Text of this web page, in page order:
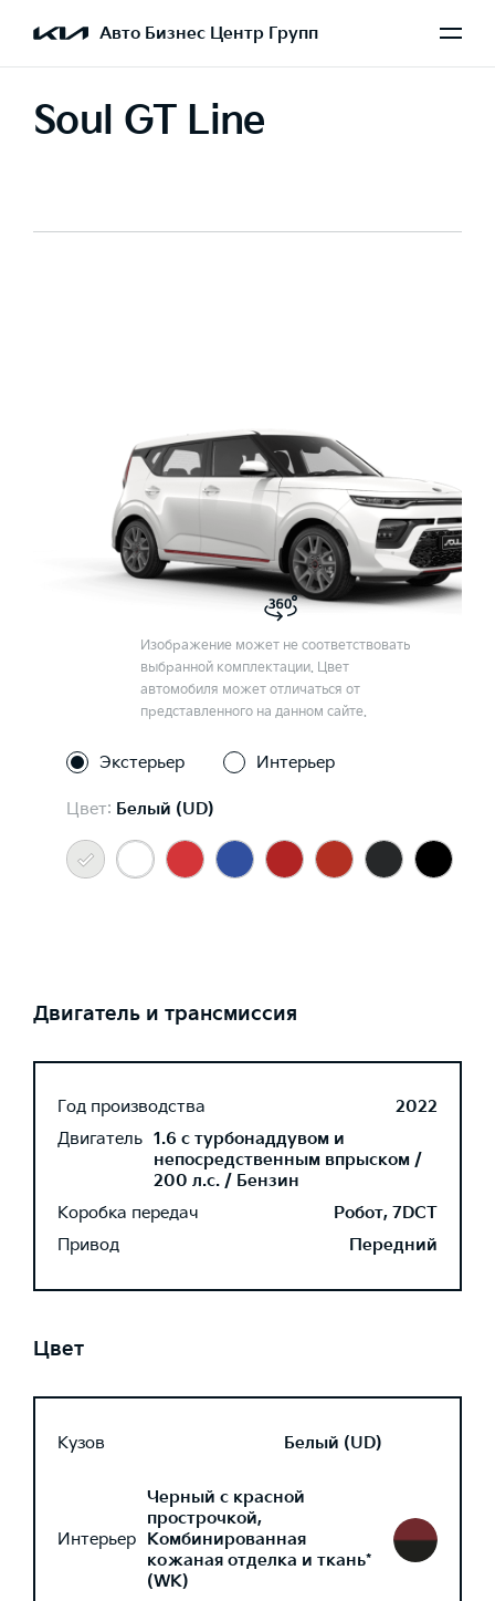
Авто Бизнес Центр Групп
Soul GT Line
Изображение может не соответствовать
выбранной комплектации. Цвет
автомобиля может отличаться от
представленного на данном сайте.
Экстерьер Интерьер
Цвет: Белый (UD)
Двигатель и трансмиссия
Год производства
2022
Двигатель 1.6 с турбонаддувом и
непосредственным впрыском /
200 л.с. / Бензин
Коробка передач
Робот, 7DCT
Привод
Передний
Цвет
Кузов Белый (UD)
Интерьер
Черный с красной
прострочкой,
Комбинированная
кожаная отделка и ткань*
(WK)